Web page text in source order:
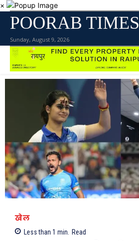
×
POORAB TIMES
Sunday, August 9, 2026
खेल
Less than 1 min. Read